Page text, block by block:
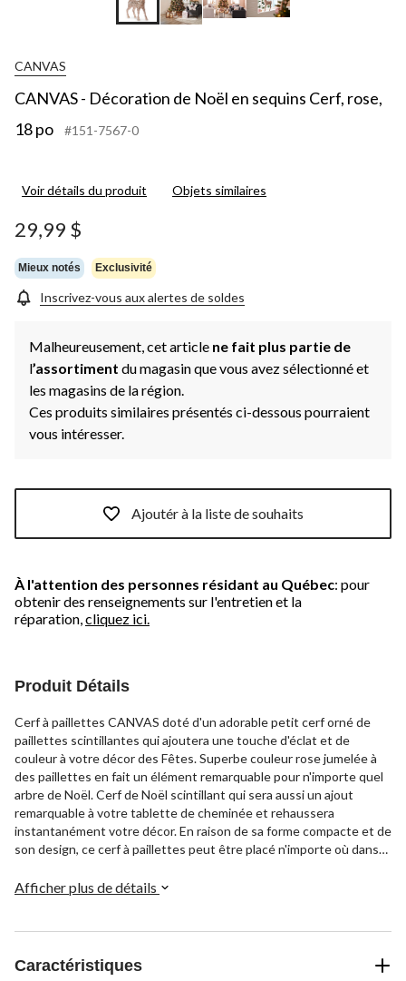
CANVAS
CANVAS - Décoration de Noël en sequins Cerf, rose,
18 po
#151-7567-0
Voir détails du produit Objets similaires
29,99 $
Mieux notés Exclusivité
Inscrivez-vous aux alertes de soldes
Malheureusement, cet article ne fait plus partie de
l’assortiment du magasin que vous avez sélectionné et
les magasins de la région.
Ces produits similaires présentés ci-dessous pourraient
vous intéresser.
Ajoutér à la liste de souhaits
À l'attention des personnes résidant au Québec: pour
obtenir des renseignements sur l'entretien et la
réparation, cliquez ici.
Produit Détails
Cerf à paillettes CANVAS doté d'un adorable petit cerf orné de
paillettes scintillantes qui ajoutera une touche d'éclat et de
couleur à votre décor des Fêtes. Superbe couleur rose jumelée à
des paillettes en fait un élément remarquable pour n'importe quel
arbre de Noël. Cerf de Noël scintillant qui sera aussi un ajout
remarquable à votre tablette de cheminée et rehaussera
instantanément votre décor. En raison de sa forme compacte et de
son design, ce cerf à paillettes peut être placé n'importe où dans
Afficher plus de détails
Caractéristiques